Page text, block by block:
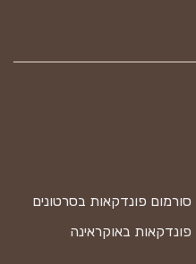
סורמום פונדקאות בסרטונים
פונדקאות באוקראינה